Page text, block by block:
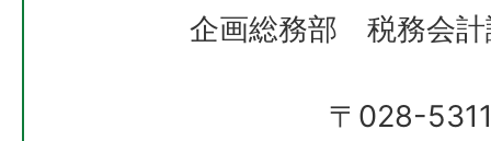
企画総務部 税務会
〒028-